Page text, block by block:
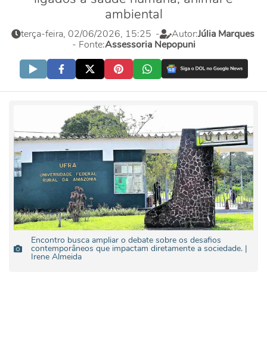
ambiental
terça-feira, 02/06/2026, 15:25 - Autor:Júlia Marques
- Fonte:Assessoria Nepopuni
Encontro busca ampliar o debate sobre os desafios
contemporâneos que impactam diretamente a sociedade. |
Irene Almeida